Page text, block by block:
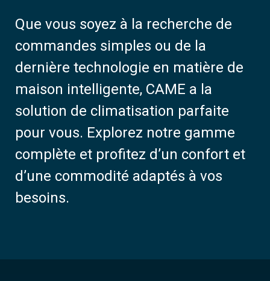
Que vous soyez à la recherche de
commandes simples ou de la
dernière technologie en matière de
maison intelligente, CAME a la
solution de climatisation parfaite
pour vous. Explorez notre gamme
complète et profitez d’un confort et
d’une commodité adaptés à vos
besoins.